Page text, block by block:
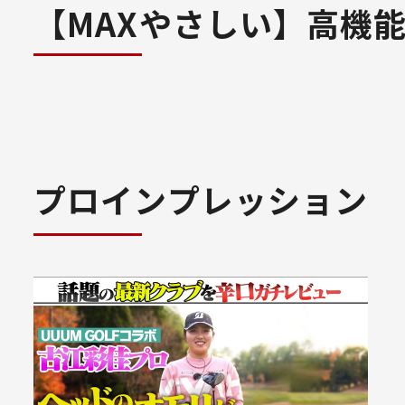
【MAXやさしい】高機
プロインプレッション